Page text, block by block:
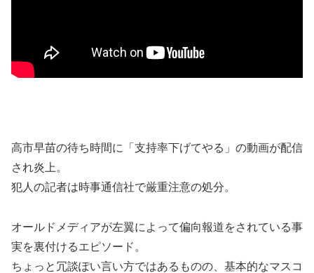
高市早苗の待ち時間に「支持率下げてやる」の動画が配信
され炎上。
犯人の記者は時事通信社で厳重注意の処分。
オールドメディアが左翼によって偏向報道をされている事
実を裏付けるエピソード。
ちょっと冗談ぽい言い方ではあるものの、基本的なマスコ